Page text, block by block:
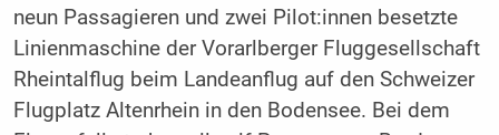
neun Passagieren und zwei Pilot:innen besetzte
Linienmaschine der Vorarlberger Fluggesellschaft
Rheintalflug beim Landeanflug auf den Schweizer
Flugplatz Altenrhein in den Bodensee. Bei dem